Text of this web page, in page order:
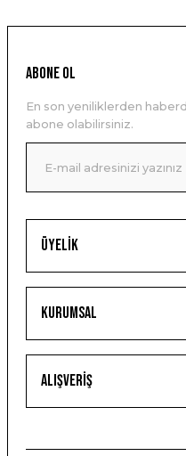
Üyelik
Kurumsal
Alışveriş
ABONE OL
En son yeniliklerden
abone olabilirsiniz.